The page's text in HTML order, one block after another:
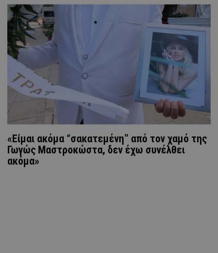
«Είμαι ακόμα “σακατεμένη” από τον χαμό της
Γωγώς Μαστροκώστα, δεν έχω συνέλθει
ακόμα»